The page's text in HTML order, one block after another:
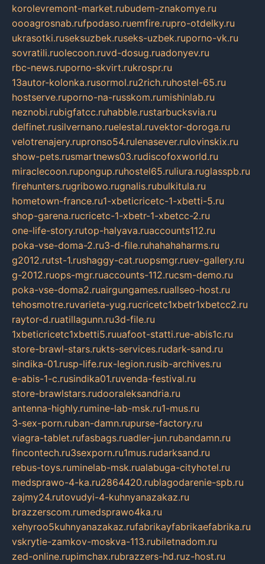
korolevremont-market.rubudem-znakomye.ru
oooagrosnab.rufpodaso.ruemfire.rupro-otdelky.ru
ukrasotki.ruseksuzbek.ruseks-uzbek.ruporno-vk.ru
sovratili.ruolecoon.ruvd-dosug.ruadonyev.ru
rbc-news.ruporno-skvirt.rukrospr.ru
13autor-kolonka.rusormol.ru2rich.ruhostel-65.ru
hostserve.ruporno-na-russkom.rumishinlab.ru
neznobi.rubigfatcc.ruhabble.rustarbucksvia.ru
delfinet.rusilvernano.ruelestal.ruvektor-doroga.ru
velotrenajery.rupronso54.rulenasever.rulovinskix.ru
show-pets.rusmartnews03.rudiscofoxworld.ru
miraclecoon.rupongup.ruhostel65.ruliura.ruglasspb.ru
firehunters.rugribowo.rugnalis.rubulkitula.ru
hometown-france.ru1-xbeticricetc-1-xbetti-5.ru
shop-garena.rucricetc-1-xbetr-1-xbetcc-2.ru
one-life-story.rutop-halyava.ruaccounts112.ru
poka-vse-doma-2.ru3-d-file.ruhahahaharms.ru
g2012.rutst-1.rushaggy-cat.ruopsmgr.ruev-gallery.ru
g-2012.ruops-mgr.ruaccounts-112.rucsm-demo.ru
poka-vse-doma2.ruairgungames.ruallseo-host.ru
tehosmotre.ruvarieta-yug.rucricetc1xbetr1xbetcc2.ru
raytor-d.ruatillagunn.ru3d-file.ru
1xbeticricetc1xbetti5.ruuafoot-statti.rue-abis1c.ru
store-brawl-stars.rukts-services.rudark-sand.ru
sindika-01.rusp-life.rux-legion.rusib-archives.ru
e-abis-1-c.rusindika01.ruvenda-festival.ru
store-brawlstars.rudooraleksandria.ru
antenna-highly.rumine-lab-msk.ru1-mus.ru
3-sex-porn.ruban-damn.rupurse-factory.ru
viagra-tablet.rufasbags.ruadler-jun.rubandamn.ru
fincontech.ru3sexporn.ru1mus.rudarksand.ru
rebus-toys.ruminelab-msk.rualabuga-cityhotel.ru
medsprawo-4-ka.ru2864420.rublagodarenie-spb.ru
zajmy24.rutovudyi-4-kuhnyanazakaz.ru
brazzerscom.rumedsprawo4ka.ru
xehyroo5kuhnyanazakaz.rufabrikayfabrikaefabrika.ru
vskrytie-zamkov-moskva-113.rubiletnadom.ru
zed-online.rupimchax.rubrazzers-hd.ruz-host.ru